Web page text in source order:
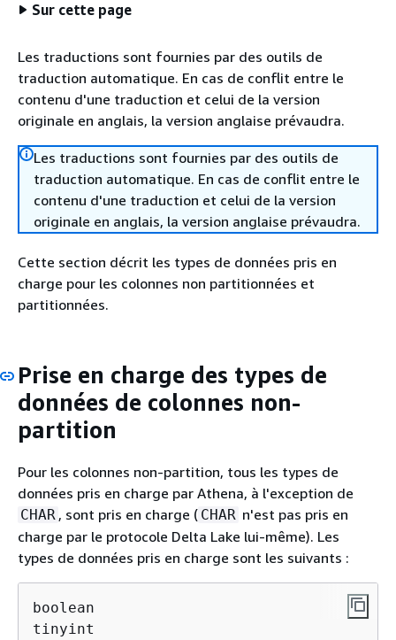
Sur cette page
Les traductions sont fournies par des outils de
traduction automatique. En cas de conflit entre le
contenu d'une traduction et celui de la version
originale en anglais, la version anglaise prévaudra.
Les traductions sont fournies par des outils de
traduction automatique. En cas de conflit entre le
contenu d'une traduction et celui de la version
originale en anglais, la version anglaise prévaudra.
Cette section décrit les types de données pris en
charge pour les colonnes non partitionnées et
partitionnées.
Prise en charge des types de
données de colonnes non-
partition
Pour les colonnes non-partition, tous les types de
données pris en charge par Athena, à l'exception de
CHAR , sont pris en charge ( CHAR n'est pas pris en
charge par le protocole Delta Lake lui-même). Les
types de données pris en charge sont les suivants :
boolean
tinyint